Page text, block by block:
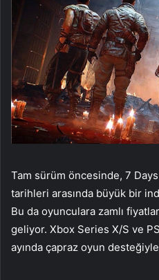
Tam sürüm öncesinde, 7
tarihleri arasında büyük bir
Bu da oyunculara zamlı
geliyor. Xbox Series X/S ve
ayında çapraz oyun